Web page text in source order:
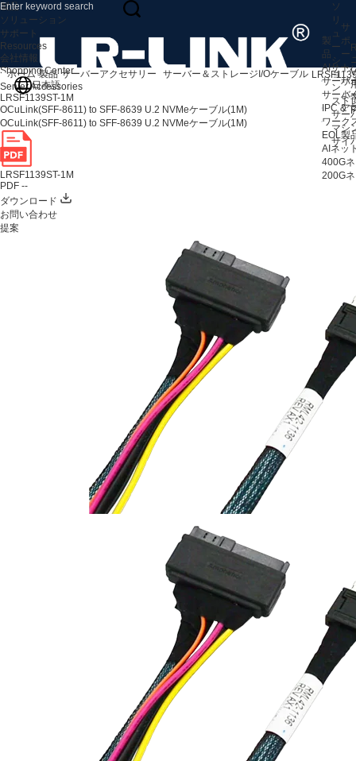
製
品
AIサー
サーバ
サーバ
IPC &
ワーク
EOL製
AIネッ
400G
200G
ソ
リ
ュ
ー
シ
ョ
ン
スト
サー
マシ
サイ
サ
ポ
ー
ト
サ
よ
ア
製品
ソリューション
サポート
Resources
会社情報
Shopping Center
日本語
ホーム 製品 サーバーアクセサリー サーバー＆ストレージI/Oケーブル
Server Accessories
LRSF1139ST-1M
OCuLink(SFF-8611) to SFF-8639 U.2 NVMeケーブル(1M)
OCuLink(SFF-8611) to SFF-8639 U.2 NVMeケーブル(1M)
LRSF1139ST-1M
PDF --
ダウンロード
お問い合わせ
提案